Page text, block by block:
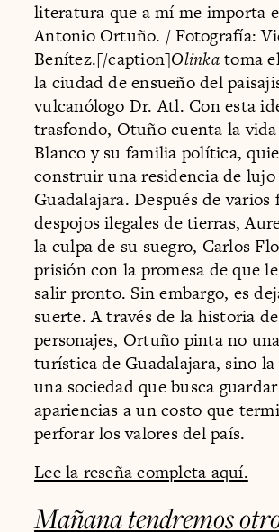
literatura que a mí me importa
Antonio Ortuño. / Fotografía:
Benítez.[/caption]Olinkatoma
la ciudad de ensueño del
vulcanólogo Dr. Atl. Con esta
trasfondo, Otuño cuenta la
Blanco y su familia política,
construir una residencia de lujo
Guadalajara. Después de varios
despojos ilegales de tierras,
la culpa de su suegro, Carlos
prisión con la promesa de que
salir pronto. Sin embargo, es
suerte. A través de la historia
personajes, Ortuño pinta no
turística de Guadalajara, sino
una sociedad que busca
apariencias a un costo que
perforar los valores del país.
Lee la reseña completa aquí.
Mañana tendremos